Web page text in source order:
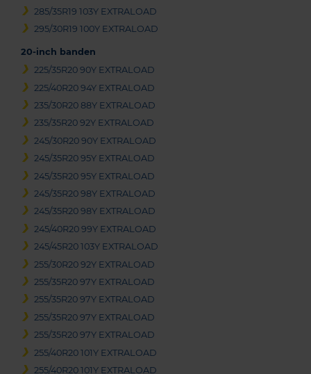
285/35R19 103Y EXTRALOAD
295/30R19 100Y EXTRALOAD
20-inch banden
225/35R20 90Y EXTRALOAD
225/40R20 94Y EXTRALOAD
235/30R20 88Y EXTRALOAD
235/35R20 92Y EXTRALOAD
245/30R20 90Y EXTRALOAD
245/35R20 95Y EXTRALOAD
245/35R20 95Y EXTRALOAD
245/35R20 98Y EXTRALOAD
245/35R20 98Y EXTRALOAD
245/40R20 99Y EXTRALOAD
245/45R20 103Y EXTRALOAD
255/30R20 92Y EXTRALOAD
255/35R20 97Y EXTRALOAD
255/35R20 97Y EXTRALOAD
255/35R20 97Y EXTRALOAD
255/35R20 97Y EXTRALOAD
255/40R20 101Y EXTRALOAD
255/40R20 101Y EXTRALOAD